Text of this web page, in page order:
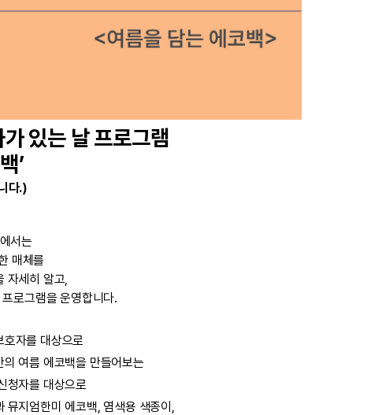
있는 날 프로그램
’
다.)
서는
매체를
자세히 알고,
로그램을 운영합니다.
자를 대상으로
여름 에코백을 만들어보는
청자를 대상으로
뮤지엄한미 에코백, 염색용 색종이,